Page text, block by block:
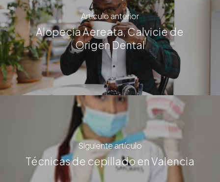
Artículo anterior
Alopecia Aereata, Calvicie de
Origen Dental
Siguiente artículo
Técnicas de cepillado en Valencia